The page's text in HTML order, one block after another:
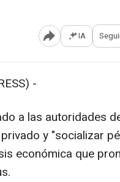
Abrir opciones
IA
-
a las autoridades
y "socializar
económica que